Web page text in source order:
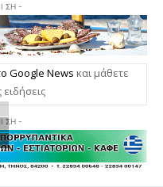
ΣΗ -
Google News και μάθετε
ΣΗ -